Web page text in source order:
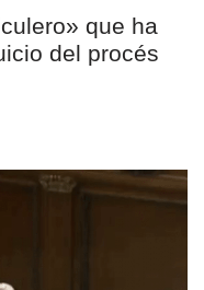
que ha
del procés